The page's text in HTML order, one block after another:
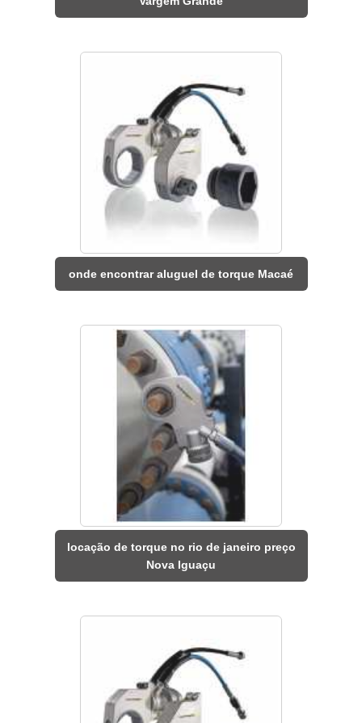
onde encontrar aluguel de torque Macaé
locação de torque no rio de janeiro preço
Nova Iguaçu